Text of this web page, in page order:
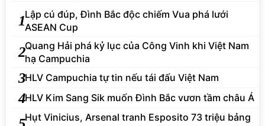
1Lập cú đúp, Đình Bắc độc chiếm Vua phá lưới
ASEAN Cup
2Quang Hải phá kỷ lục của Công Vinh khi Việt Nam
hạ Campuchia
3HLV Campuchia tự tin nếu tái đấu Việt Nam
4HLV Kim Sang Sik muốn Đình Bắc vươn tầm châu Á
Hụt Vinicius, Arsenal tranh Esposito 73 triệu bảng